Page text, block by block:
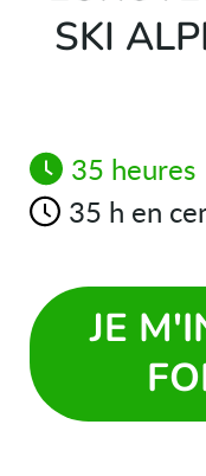
SKI
35 heures
35 h en
JE